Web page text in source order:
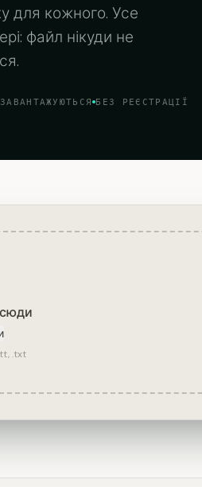
для кожного. Усе
файл нікуди не
БЕЗ РЕЄСТРАЦІЇ
.txt